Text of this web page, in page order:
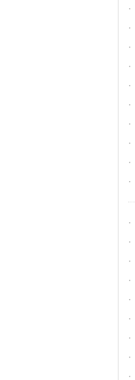
·
·
·
·
·
·
·
·
·
·
·
·
·
·
·
·
·
·
·